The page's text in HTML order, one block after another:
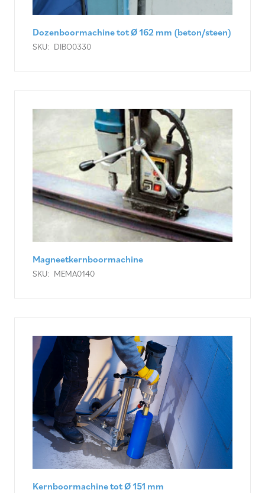
Dozenboormachine tot Ø 162 mm (beton/steen)
SKU: DIBO0330
Magneetkernboormachine
SKU: MEMA0140
Kernboormachine tot Ø 151 mm